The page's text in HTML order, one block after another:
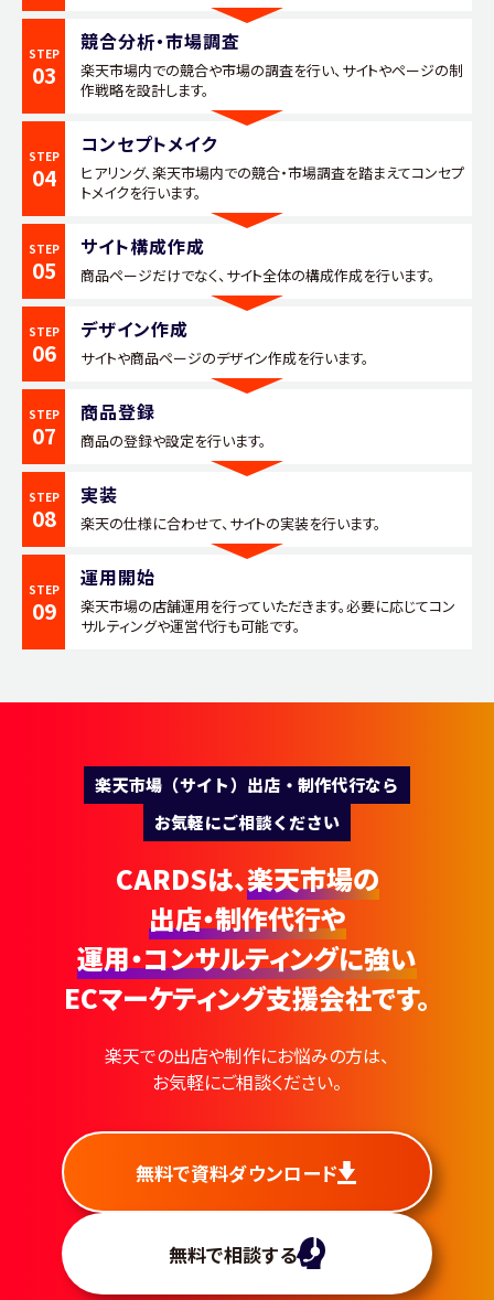
STEP
03
競合分析・市場調査
楽天市場内での競合や市場の調査を行い、サイトやページの制
作戦略を設計します。
STEP
04
コンセプトメイク
ヒアリング、楽天市場内での競合・市場調査を踏まえてコンセプ
トメイクを行います。
STEP
05
サイト構成作成
商品ページだけでなく、サイト全体の構成作成を行います。
STEP
06
デザイン作成
サイトや商品ページのデザイン作成を行います。
STEP
07
商品登録
商品の登録や設定を行います。
STEP
08
実装
楽天の仕様に合わせて、サイトの実装を行います。
STEP
09
運用開始
楽天市場の店舗運用を行っていただきます。必要に応じてコン
サルティングや運営代行も可能です。
楽天市場（サイト）出店・制作代行なら
お気軽にご相談ください
CARDSは、楽天市場の
出店・制作代行や
運用・コンサルティングに強い
ECマーケティング支援会社です。
楽天での出店や制作にお悩みの方は、
お気軽にご相談ください。
無料で資料ダウンロード
無料で相談する